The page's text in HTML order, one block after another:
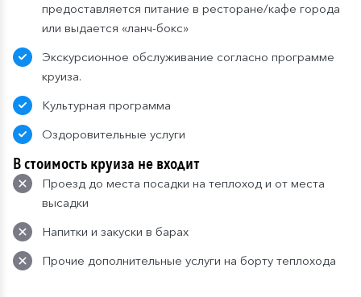
предоставляется питание в ресторане/кафе города
или выдается «ланч-бокс»
Экскурсионное обслуживание согласно программе
круиза.
Культурная программа
Оздоровительные услуги
В стоимость круиза не входит
Проезд до места посадки на теплоход и от места
высадки
Напитки и закуски в барах
Прочие дополнительные услуги на борту теплохода